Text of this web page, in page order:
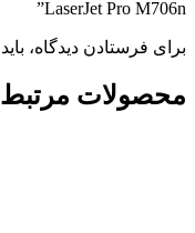
LaserJet Pro M706n”
برای فرستادن دیدگاه، باید
محصولات مرتبط